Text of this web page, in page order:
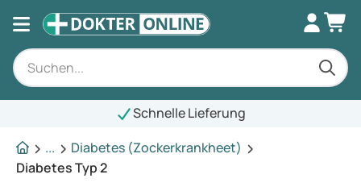
Schnelle Lieferung
...
Diabetes (Zockerkrankheet)
Diabetes Typ 2